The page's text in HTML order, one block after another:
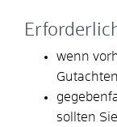
wenn
sollten